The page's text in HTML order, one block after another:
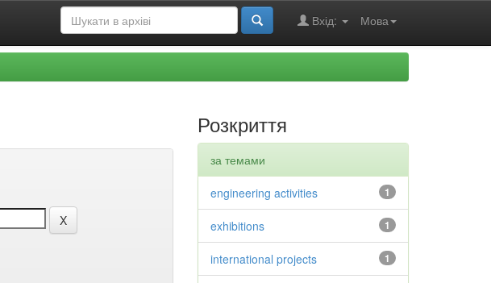
Мова
Вхід:
Розкриття
за темами
1
engineering activities
1
exhibitions
1
international projects